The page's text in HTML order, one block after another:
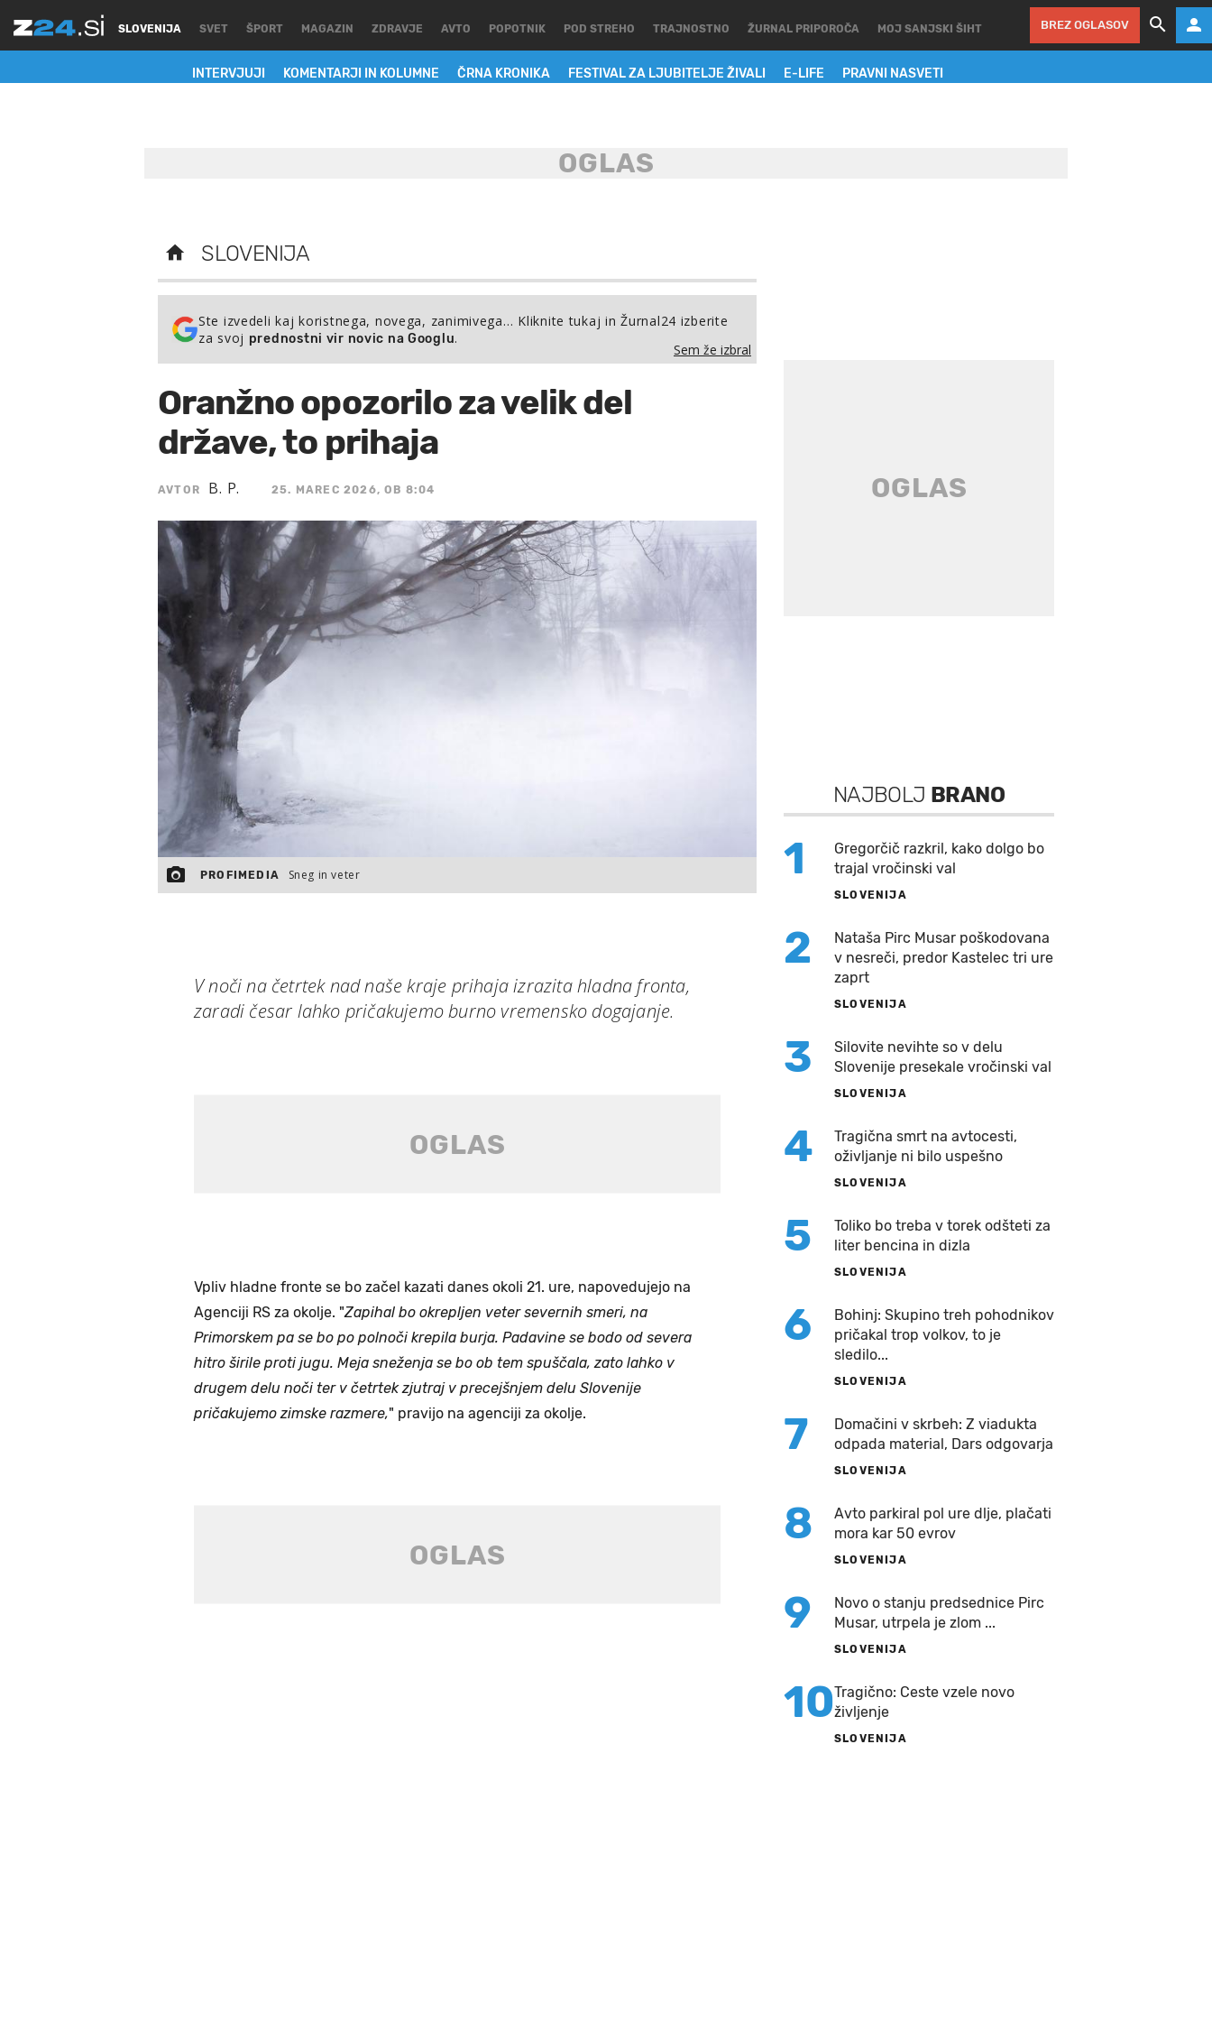
SLOVENIJA
INTERVJUJI KOMENTARJI IN KOLUMNE ČRNA KRONIKA FESTIVAL ZA LJUBITELJE ŽIVALI E-LIFE PRAVNI NASVETI
SVET ŠPORT MAGAZIN ZDRAVJE AVTO POPOTNIK POD STREHO TRAJNOSTNO ŽURNAL PRIPOROČA MOJ SANJSKI ŠIHT BREZ OGLASOV
SLOVENIJA
Ste izvedeli kaj koristnega, novega, zanimivega… Kliknite tukaj in Žurnal24 izberite
za svoj prednostni vir novic na Googlu.
Sem že izbral
Oranžno opozorilo za velik del
države, to prihaja
AVTOR B. P. 25. MAREC 2026, OB 8:04
PROFIMEDIA Sneg in veter
V noči na četrtek nad naše kraje prihaja izrazita hladna fronta,
zaradi česar lahko pričakujemo burno vremensko dogajanje.
Vpliv hladne fronte se bo začel kazati danes okoli 21. ure, napovedujejo na
Agenciji RS za okolje. "Zapihal bo okrepljen veter severnih smeri, na
Primorskem pa se bo po polnoči krepila burja. Padavine se bodo od severa
hitro širile proti jugu. Meja sneženja se bo ob tem spuščala, zato lahko v
drugem delu noči ter v četrtek zjutraj v precejšnjem delu Slovenije
pričakujemo zimske razmere," pravijo na agenciji za okolje.
NAJBOLJ BRANO
1
Gregorčič razkril, kako dolgo bo
trajal vročinski val
SLOVENIJA
2
Nataša Pirc Musar poškodovana
v nesreči, predor Kastelec tri ure
zaprt
SLOVENIJA
3
Silovite nevihte so v delu
Slovenije presekale vročinski val
SLOVENIJA
4
Tragična smrt na avtocesti,
oživljanje ni bilo uspešno
SLOVENIJA
5
Toliko bo treba v torek odšteti za
liter bencina in dizla
SLOVENIJA
6
Bohinj: Skupino treh pohodnikov
pričakal trop volkov, to je
sledilo...
SLOVENIJA
7
Domačini v skrbeh: Z viadukta
odpada material, Dars odgovarja
SLOVENIJA
8
Avto parkiral pol ure dlje, plačati
mora kar 50 evrov
SLOVENIJA
9
Novo o stanju predsednice Pirc
Musar, utrpela je zlom ...
SLOVENIJA
10Tragično: Ceste vzele novo
življenje
SLOVENIJA